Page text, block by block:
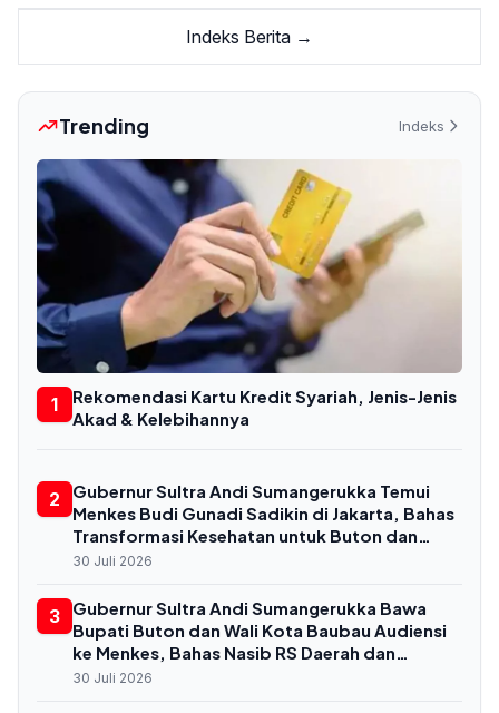
Indeks Berita →
Trending Indeks
1
Rekomendasi Kartu Kredit Syariah, Jenis-Jenis
Akad & Kelebihannya
2
Gubernur Sultra Andi Sumangerukka Temui
Menkes Budi Gunadi Sadikin di Jakarta, Bahas
Transformasi Kesehatan untuk Buton dan
Baubau
30 Juli 2026
3
Gubernur Sultra Andi Sumangerukka Bawa
Bupati Buton dan Wali Kota Baubau Audiensi
ke Menkes, Bahas Nasib RS Daerah dan
Kekurangan Dokter
30 Juli 2026